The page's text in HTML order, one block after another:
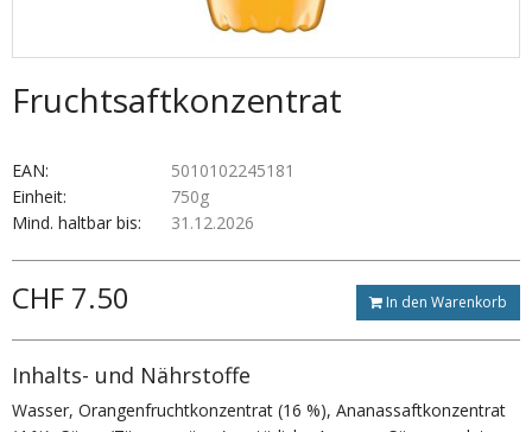
Fruchtsaftkonzentrat
EAN:
5010102245181
Einheit:
750g
Mind. haltbar bis:
31.12.2026
CHF 7.50 In den Warenkorb
Inhalts- und Nährstoffe
Wasser, Orangenfruchtkonzentrat (16 %), Ananassaftkonzentrat